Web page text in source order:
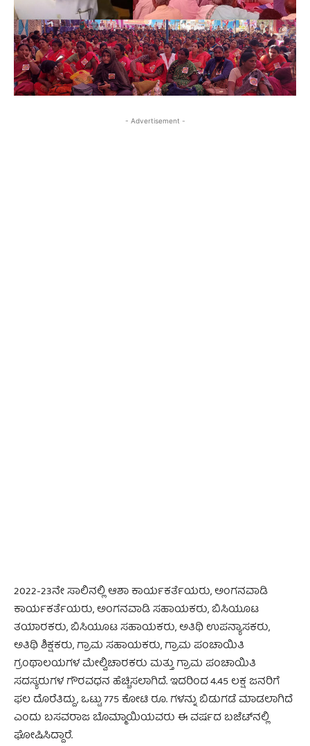
- Advertisement -
2022-23ನೇ ಸಾಲಿನಲ್ಲಿ ಆಶಾ ಕಾರ್ಯಕರ್ತೆಯರು, ಅಂಗನವಾಡಿ
ಕಾರ್ಯಕರ್ತೆಯರು, ಅಂಗನವಾಡಿ ಸಹಾಯಕರು, ಬಿಸಿಯೂಟ
ತಯಾರಕರು, ಬಿಸಿಯೂಟ ಸಹಾಯಕರು, ಅತಿಥಿ ಉಪನ್ಯಾಸಕರು,
ಅತಿಥಿ ಶಿಕ್ಷಕರು, ಗ್ರಾಮ ಸಹಾಯಕರು, ಗ್ರಾಮ ಪಂಚಾಯಿತಿ
ಗ್ರಂಥಾಲಯಗಳ ಮೇಲ್ವಿಚಾರಕರು ಮತ್ತು ಗ್ರಾಮ ಪಂಚಾಯಿತಿ
ಸದಸ್ಯರುಗಳ ಗೌರವಧನ ಹೆಚ್ಚಿಸಲಾಗಿದೆ. ಇದರಿಂದ 4.45 ಲಕ್ಷ ಜನರಿಗೆ
ಫಲ ದೊರೆತಿದ್ದು, ಒಟ್ಟು 775 ಕೋಟಿ ರೂ. ಗಳನ್ನು ಬಿಡುಗಡೆ ಮಾಡಲಾಗಿದೆ
ಎಂದು ಬಸವರಾಜ ಬೊಮ್ಮಾಯಿಯವರು ಈ ವರ್ಷದ ಬಜೆಟ್‌ನಲ್ಲಿ
ಘೋಷಿಸಿದ್ದಾರೆ.